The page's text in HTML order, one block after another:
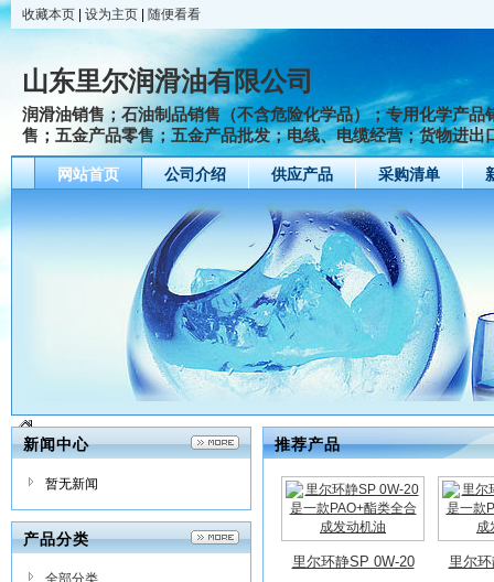
收藏本页 设为主页 随便看看
山东里尔润滑油有限公司
润滑油销售；石油制品销售（不含危险化学品）；专用化学产
售；五金产品零售；五金产品批发；电线、电缆经营；货物进出
网站首页 公司介绍 供应产品 采购清单
新闻中心
暂无新闻
产品分类
全部分类
推荐产品
里尔环静SP 0W-20
里尔